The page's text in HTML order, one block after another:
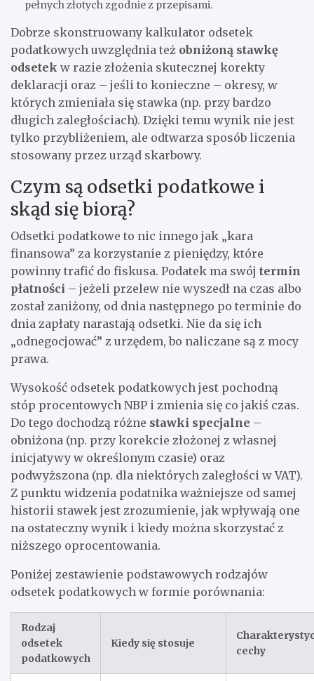
pełnych złotych zgodnie z przepisami.
Dobrze skonstruowany kalkulator odsetek
podatkowych uwzględnia też obniżoną stawkę
odsetek w razie złożenia skutecznej korekty
deklaracji oraz – jeśli to konieczne – okresy, w
których zmieniała się stawka (np. przy bardzo
długich zaległościach). Dzięki temu wynik nie jest
tylko przybliżeniem, ale odtwarza sposób liczenia
stosowany przez urząd skarbowy.
Czym są odsetki podatkowe i
skąd się biorą?
Odsetki podatkowe to nic innego jak „kara
finansowa” za korzystanie z pieniędzy, które
powinny trafić do fiskusa. Podatek ma swój termin
płatności – jeżeli przelew nie wyszedł na czas albo
został zaniżony, od dnia następnego po terminie do
dnia zapłaty narastają odsetki. Nie da się ich
„odnegocjować” z urzędem, bo naliczane są z mocy
prawa.
Wysokość odsetek podatkowych jest pochodną
stóp procentowych NBP i zmienia się co jakiś czas.
Do tego dochodzą różne stawki specjalne –
obniżona (np. przy korekcie złożonej z własnej
inicjatywy w określonym czasie) oraz
podwyższona (np. dla niektórych zaległości w VAT).
Z punktu widzenia podatnika ważniejsze od samej
historii stawek jest zrozumienie, jak wpływają one
na ostateczny wynik i kiedy można skorzystać z
niższego oprocentowania.
Poniżej zestawienie podstawowych rodzajów
odsetek podatkowych w formie porównania:
Rodzaj
odsetek
podatkowych
Kiedy się stosuje
cechy